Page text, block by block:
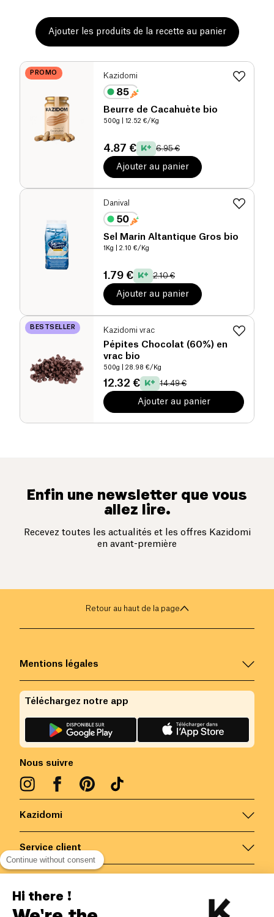
Ajouter les produits de la recette au panier
PROMO Kazidomi
Beurre de Cacahuète bio
500g | 12.52 €/Kg
4.87 € 6.95 €
Ajouter au panier
Danival
Sel Marin Altantique Gros bio
1Kg | 2.10 €/Kg
1.79 € 2.10 €
Ajouter au panier
BESTSELLER Kazidomi vrac
Pépites Chocolat (60%) en
vrac bio
500g | 28.98 €/Kg
12.32 € 14.49 €
Ajouter au panier
Enfin une newsletter que vous
allez lire.
Recevez toutes les actualités et les offres Kazidomi
en avant-première
Retour au haut de la page
Kazidomi
Service client
Mentions légales
Nous suivre
Téléchargez notre app
Belgique/FR
Continue without consent
Hi there !